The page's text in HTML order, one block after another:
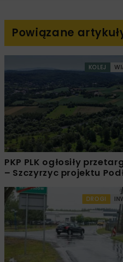
Powiązane
KOLEJ
PKP PLK ogłosiły
– Szczyrzyc projektu
DROGI